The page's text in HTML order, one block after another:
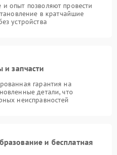
опыт позволяют провести
в кратчайшие
устройства
и запчасти
гарантия на
детали, что
неисправностей
и бесплатная